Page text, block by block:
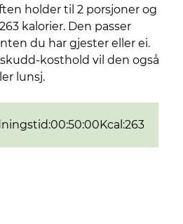
holder til 2 porsjoner og
kalorier. Den passer
du har gjester eller ei.
kosthold vil den også
lunsj.
:00:50:00Kcal :263